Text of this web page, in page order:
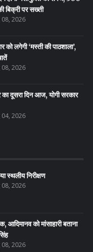
बिक्री पर सख्ती
08, 2026
को लगेगी ‘मस्ती की पाठशाला’,
08, 2026
दूसरा दिन आज, योगी सरकार
04, 2026
स्थलीय निरीक्षण
08, 2026
आदिमानव को मांसाहारी बताना
08, 2026